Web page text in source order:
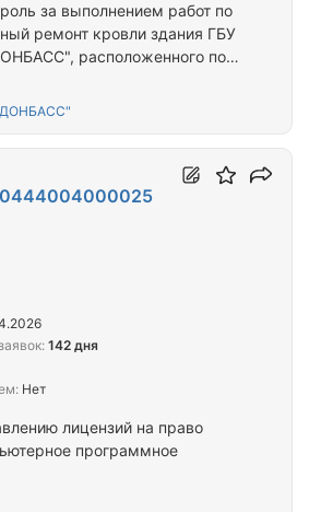
за выполнением работ по
ремонт кровли здания ГБУ
расположенного по
лицензий на право
программное
142 дня
Нет